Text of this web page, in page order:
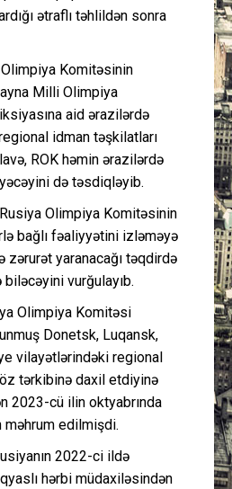
ətraflı təhlildən sonra
Komitəsinin
Milli Olimpiya
aid ərazilərdə
idman təşkilatları
ROK həmin ərazilərdə
də təsdiqləyib.
Olimpiya Komitəsinin
bağlı fəaliyyətini izləməyə
zərurət yaranacağı təqdirdə
vurğulayıb.
Olimpiya Komitəsi
Donetsk, Luqansk,
vilayətlərindəki regional
tərkibinə daxil etdiyinə
2023-cü ilin oktyabrında
məhrum edilmişdi.
2022-ci ildə
hərbi müdaxiləsindən